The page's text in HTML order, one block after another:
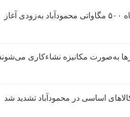
فاز نخست نیروگاه ۵۰۰ مگاواتی محمودآباد به‌زودی آغاز
اساسی در محمودآباد تشدید شد